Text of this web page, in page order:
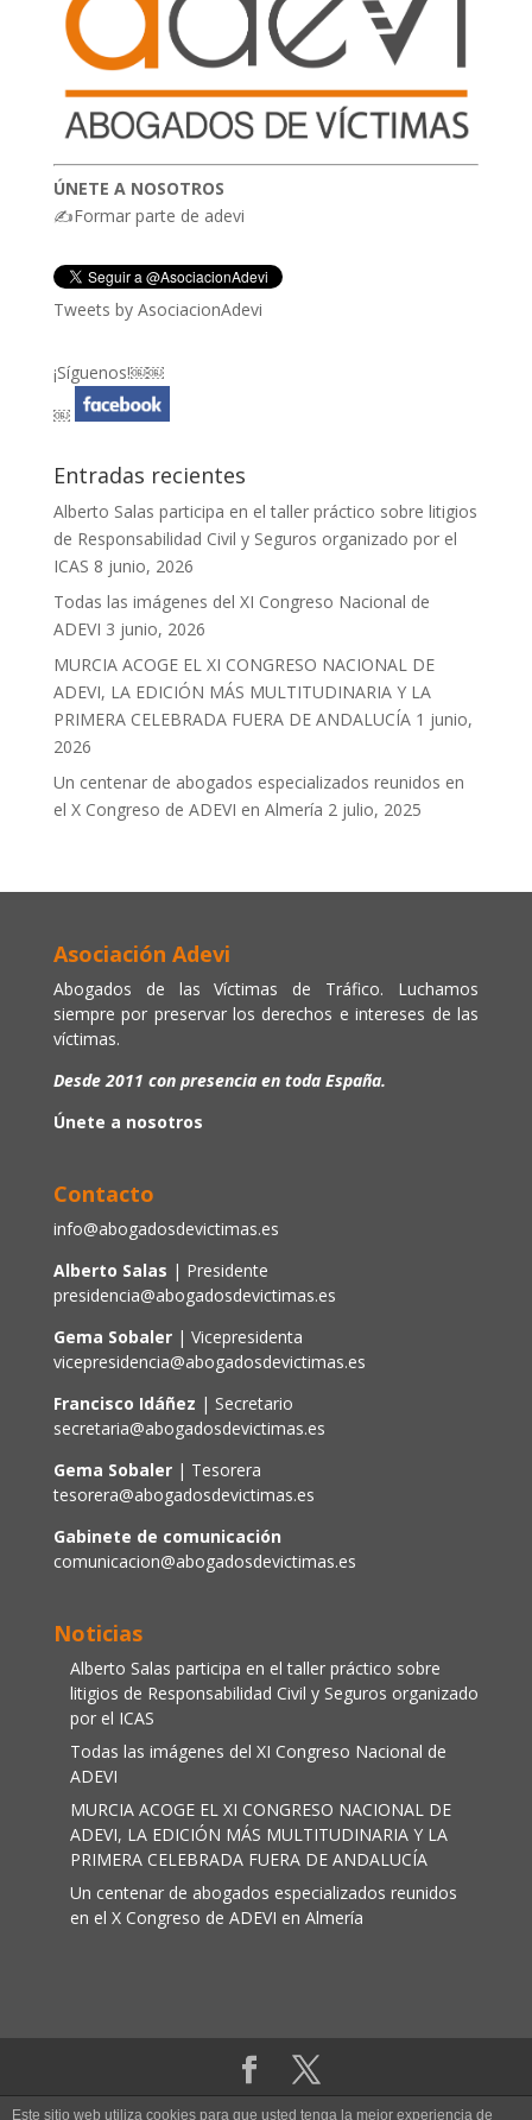
ÚNETE A NOSOTROS
✍Formar parte de adevi
Tweets by AsociacionAdevi
¡Síguenos!￼￼
￼
Entradas recientes
Alberto Salas participa en el taller práctico sobre litigios
de Responsabilidad Civil y Seguros organizado por el
ICAS 8 junio, 2026
Todas las imágenes del XI Congreso Nacional de
ADEVI 3 junio, 2026
MURCIA ACOGE EL XI CONGRESO NACIONAL DE
ADEVI, LA EDICIÓN MÁS MULTITUDINARIA Y LA
PRIMERA CELEBRADA FUERA DE ANDALUCÍA 1 junio,
2026
Un centenar de abogados especializados reunidos en
el X Congreso de ADEVI en Almería 2 julio, 2025
Asociación Adevi
Abogados de las Víctimas de Tráfico. Luchamos
siempre por preservar los derechos e intereses de las
víctimas.
Desde 2011 con presencia en toda España.
Únete a nosotros
Contacto
info@abogadosdevictimas.es
Alberto Salas | Presidente
presidencia@abogadosdevictimas.es
Gema Sobaler | Vicepresidenta
vicepresidencia@abogadosdevictimas.es
Francisco Idáñez | Secretario
secretaria@abogadosdevictimas.es
Gema Sobaler| Tesorera
tesorera@abogadosdevictimas.es
Gabinete de comunicación
comunicacion@abogadosdevictimas.es
Noticias
Alberto Salas participa en el taller práctico sobre
litigios de Responsabilidad Civil y Seguros organizado
por el ICAS
Todas las imágenes del XI Congreso Nacional de
ADEVI
MURCIA ACOGE EL XI CONGRESO NACIONAL DE
ADEVI, LA EDICIÓN MÁS MULTITUDINARIA Y LA
PRIMERA CELEBRADA FUERA DE ANDALUCÍA
Un centenar de abogados especializados reunidos
en el X Congreso de ADEVI en Almería
Aviso legal|Política de cookies
Este sitio web utiliza cookies para que usted tenga la mejor experiencia de